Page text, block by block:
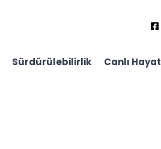
Sürdürülebilirlik Canlı Hayat